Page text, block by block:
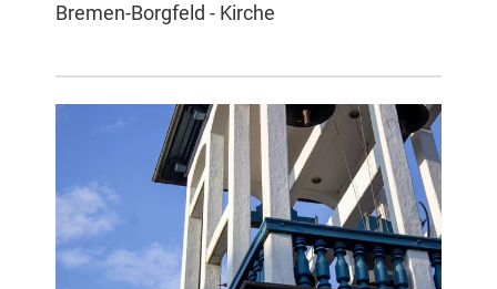
Bremen-Borgfeld - Kirche